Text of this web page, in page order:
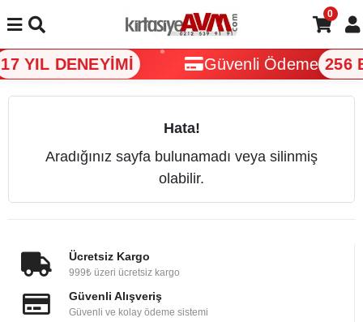
YIL DENEYİMİ Güvenli Ödeme 256
0
Hata!
Aradığınız sayfa bulunamadı veya silinmiş
olabilir.
Ücretsiz Kargo
999₺ üzeri ücretsiz kargo
Güvenli Alışveriş
Güvenli ve kolay ödeme sistemi